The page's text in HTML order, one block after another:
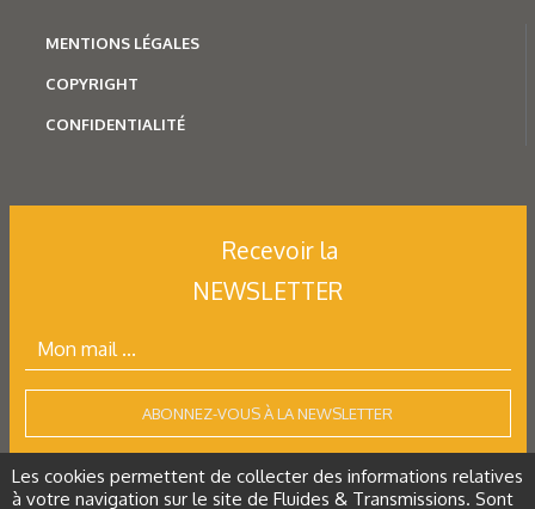
MENTIONS LÉGALES
COPYRIGHT
CONFIDENTIALITÉ
Recevoir la
NEWSLETTER
ABONNEZ-VOUS À LA NEWSLETTER
Les cookies permettent de collecter des informations relatives
à votre navigation sur le site de Fluides & Transmissions. Sont